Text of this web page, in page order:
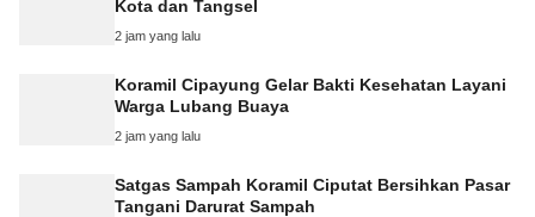
Kota dan Tangsel
2 jam yang lalu
Koramil Cipayung Gelar Bakti Kesehatan Layani
Warga Lubang Buaya
2 jam yang lalu
Satgas Sampah Koramil Ciputat Bersihkan Pasar
Tangani Darurat Sampah